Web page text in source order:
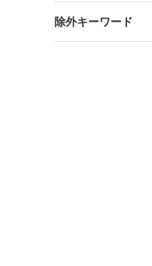
除外キーワード